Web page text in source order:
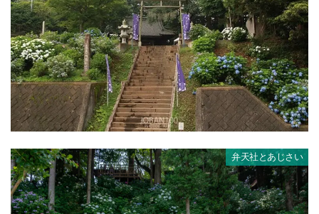
弁天社とあじさい